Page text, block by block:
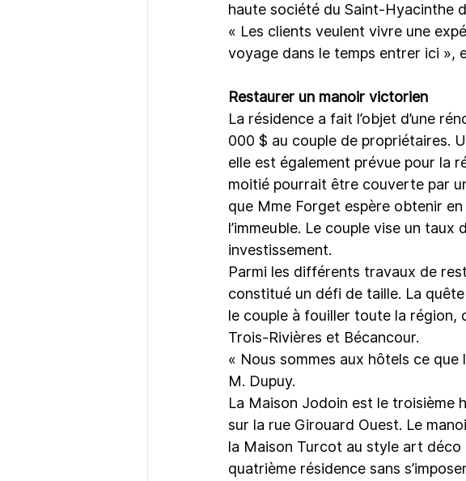
haute société du Saint-Hyacinthe
« Les clients veulent vivre une
voyage dans le temps entrer ici »,
Restaurer un manoir victorien
La résidence a fait l’objet d’une
000 $ au couple de propriétaires.
elle est également prévue pour la
moitié pourrait être couverte par
que Mme Forget espère obtenir
l’immeuble. Le couple vise un
investissement.
Parmi les différents travaux de
constitué un défi de taille. La
le couple à fouiller toute la région,
Trois-Rivières et Bécancour.
« Nous sommes aux hôtels ce
M. Dupuy.
La Maison Jodoin est le troisième
sur la rue Girouard Ouest. Le
la Maison Turcot au style art déco
quatrième résidence sans